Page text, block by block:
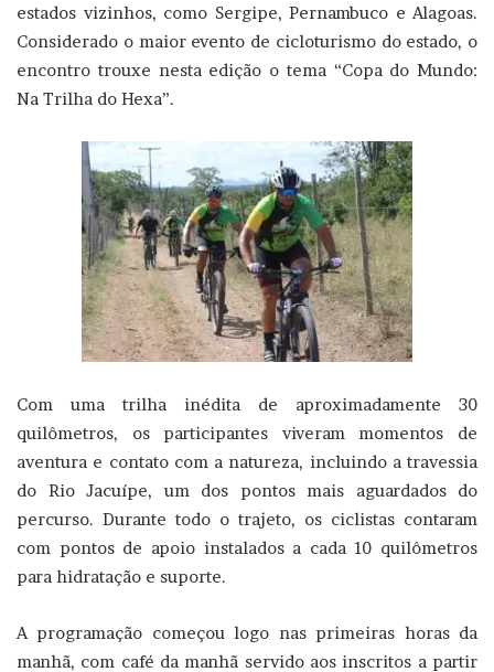
estados vizinhos, como Sergipe, Pernambuco e Alagoas.
Considerado o maior evento de cicloturismo do estado, o
encontro trouxe nesta edição o tema “Copa do Mundo:
Na Trilha do Hexa”.
Com uma trilha inédita de aproximadamente 30
quilômetros, os participantes viveram momentos de
aventura e contato com a natureza, incluindo a travessia
do Rio Jacuípe, um dos pontos mais aguardados do
percurso. Durante todo o trajeto, os ciclistas contaram
com pontos de apoio instalados a cada 10 quilômetros
para hidratação e suporte.
A programação começou logo nas primeiras horas da
manhã, com café da manhã servido aos inscritos a partir